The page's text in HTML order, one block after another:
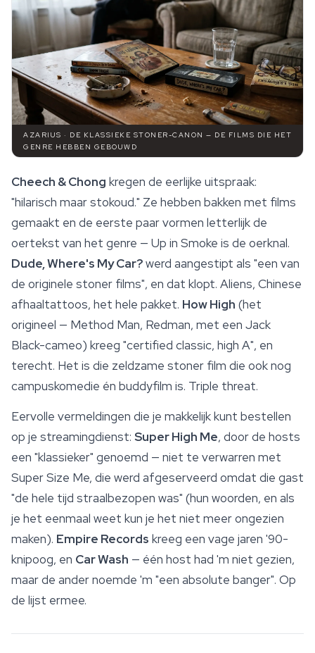
AZARIUS · DE KLASSIEKE STONER-CANON — DE FILMS DIE HET
GENRE HEBBEN GEBOUWD
Cheech & Chong kregen de eerlijke uitspraak:
"hilarisch maar stokoud." Ze hebben bakken met films
gemaakt en de eerste paar vormen letterlijk de
oertekst van het genre — Up in Smoke is de oerknal.
Dude, Where's My Car?werd aangestipt als "een van
de originele stoner films", en dat klopt. Aliens, Chinese
afhaaltattoos, het hele pakket. How High (het
origineel — Method Man, Redman, met een Jack
Black-cameo) kreeg "certified classic, high A", en
terecht. Het is die zeldzame stoner film die ook nog
campuskomedie én buddyfilm is. Triple threat.
Eervolle vermeldingen die je makkelijk kunt bestellen
op je streamingdienst: Super High Me, door de hosts
een "klassieker" genoemd — niet te verwarren met
Super Size Me, die werd afgeserveerd omdat die gast
"de hele tijd straalbezopen was" (hun woorden, en als
je het eenmaal weet kun je het niet meer ongezien
maken). Empire Records kreeg een vage jaren '90-
knipoog, en Car Wash — één host had 'm niet gezien,
maar de ander noemde 'm "een absolute banger". Op
de lijst ermee.